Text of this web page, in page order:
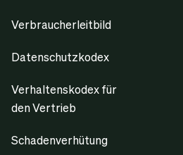
Verbraucherleitbild
Datenschutzkodex
Verhaltenskodex für
den Vertrieb
Schadenverhütung